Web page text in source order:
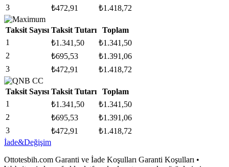
3
₺472,91 ₺1.418,72
Taksit Sayısı Taksit Tutarı
Toplam
1
₺1.341,50 ₺1.341,50
2
₺695,53 ₺1.391,06
3
₺472,91 ₺1.418,72
Taksit Sayısı Taksit Tutarı
Toplam
1
₺1.341,50 ₺1.341,50
2
₺695,53 ₺1.391,06
3
₺472,91 ₺1.418,72
İade&Değişim
Ottotesbih.com Garanti ve İade Koşulları Garanti Koşulları •